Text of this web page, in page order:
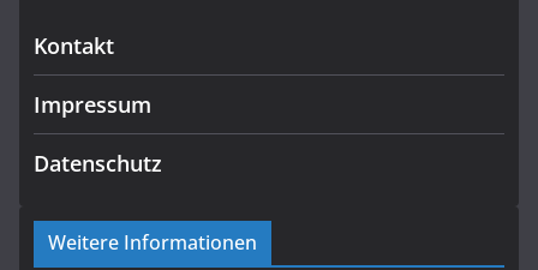
Kontakt
Impressum
Datenschutz
Weitere Informationen